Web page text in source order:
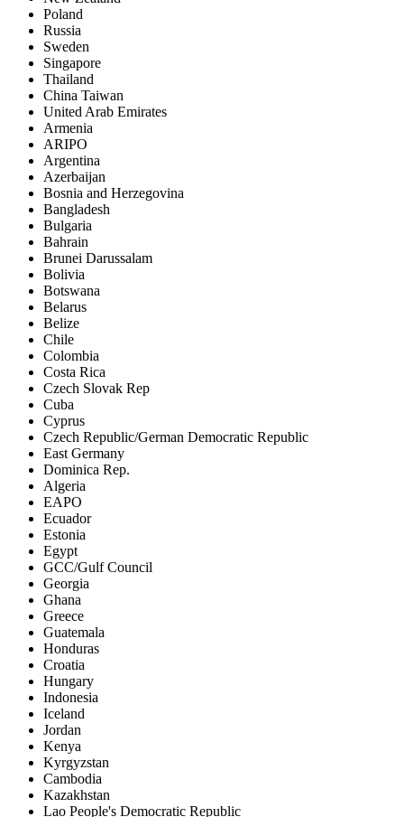
Poland
Russia
Sweden
Singapore
Thailand
China Taiwan
United Arab Emirates
Armenia
ARIPO
Argentina
Azerbaijan
Bosnia and Herzegovina
Bangladesh
Bulgaria
Bahrain
Brunei Darussalam
Bolivia
Botswana
Belarus
Belize
Chile
Colombia
Costa Rica
Czech Slovak Rep
Cuba
Cyprus
Czech Republic/German Democratic Republic
East Germany
Dominica Rep.
Algeria
EAPO
Ecuador
Estonia
Egypt
GCC/Gulf Council
Georgia
Ghana
Greece
Guatemala
Honduras
Croatia
Hungary
Indonesia
Iceland
Jordan
Kenya
Kyrgyzstan
Cambodia
Kazakhstan
Lao People's Democratic Republic